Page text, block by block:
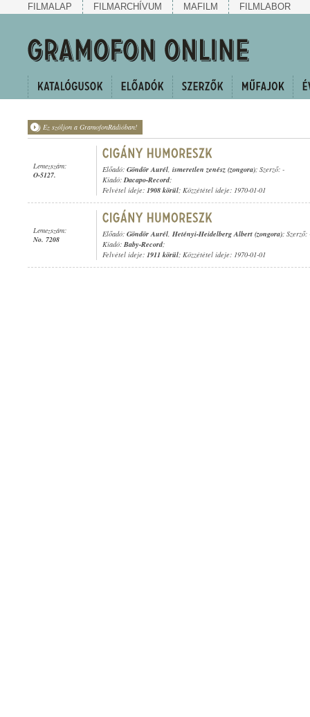
FILMALAP FILMARCHÍVUM MAFILM FILMLABOR
Ez szóljon a GramofonRádióban!
Lemezszám:
O-5127.
Előadó: Göndör Aurél, ismeretlen zenész (zongora); Szerző: -
Kiadó:Dacapo-Record;
Felvétel ideje: 1908 körül; Közzététel ideje: 1970-01-01
Lemezszám:
No. 7208
Előadó: Göndör Aurél, Hetényi-Heidelberg Albert (zongora); Szerző:
Kiadó: Baby-Record;
Felvétel ideje: 1911 körül; Közzététel ideje: 1970-01-01